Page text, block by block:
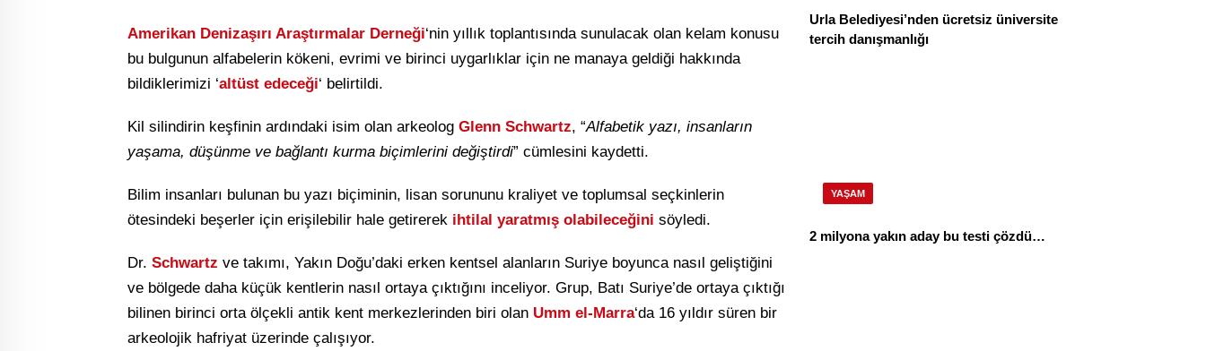
Amerikan Denizaşırı Araştırmalar Derneği‘nin yıllık toplantısında sunulacak olan kelam konusu
bu bulgunun alfabelerin kökeni, evrimi ve birinci uygarlıklar için ne manaya geldiği hakkında
bildiklerimizi ‘altüst edeceği‘ belirtildi.
Kil silindirin keşfinin ardındaki isim olan arkeolog Glenn Schwartz, “Alfabetik yazı, insanların
yaşama, düşünme ve bağlantı kurma biçimlerini değiştirdi” cümlesini kaydetti.
Bilim insanları bulunan bu yazı biçiminin, lisan sorununu kraliyet ve toplumsal seçkinlerin
ötesindeki beşerler için erişilebilir hale getirerek ihtilal yaratmış olabileceğini söyledi.
Dr. Schwartz ve takımı, Yakın Doğu’daki erken kentsel alanların Suriye boyunca nasıl geliştiğini
ve bölgede daha küçük kentlerin nasıl ortaya çıktığını inceliyor. Grup, Batı Suriye’de ortaya çıktığı
bilinen birinci orta ölçekli antik kent merkezlerinden biri olan Umm el-Marra‘da 16 yıldır süren bir
arkeolojik hafriyat üzerinde çalışıyor.
Urla Belediyesi’nden ücretsiz üniversite
tercih danışmanlığı
YAŞAM
2 milyona yakın aday bu testi çözdü…